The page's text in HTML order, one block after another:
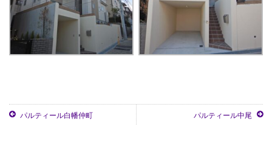
パルティール白幡仲町 パルティール中尾